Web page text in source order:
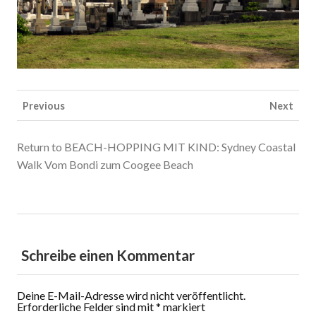
Previous Next
Return to BEACH-HOPPING MIT KIND: Sydney Coastal
Walk Vom Bondi zum Coogee Beach
Schreibe einen Kommentar
Deine E-Mail-Adresse wird nicht veröffentlicht.
Erforderliche Felder sind mit* markiert